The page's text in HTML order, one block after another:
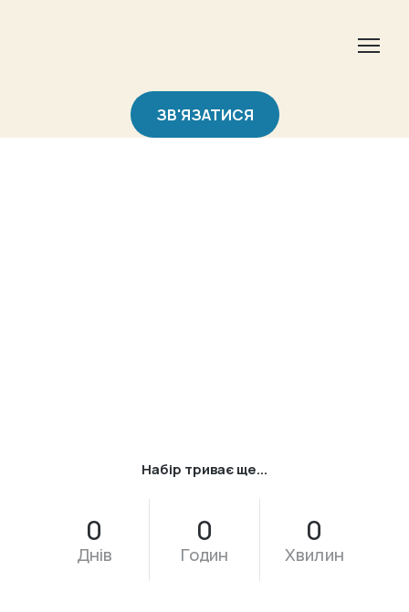
ЗВ'ЯЗАТИСЯ
Набір триває ще...
0
Днів
0
Годин
0
Хвилин